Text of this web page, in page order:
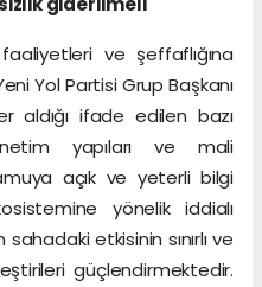
ve şeffaflığına
Yol Partisi Grup Başkanı
aldığı ifade edilen bazı
yapıları ve mali
açık ve yeterli bilgi
yönelik iddialı
etkisinin sınırlı ve
güçlendirmektedir.